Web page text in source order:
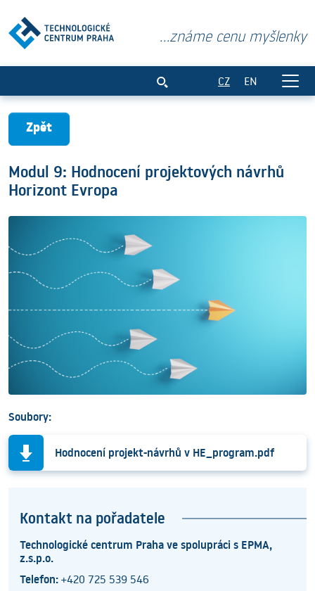
...známe cenu myšlenky
CZ EN
Zpět
Modul 9: Hodnocení projektových návrhů
Horizont Evropa
Soubory:
Hodnocení projekt-návrhů v HE_program.pdf
Kontakt na pořadatele
Technologické centrum Praha ve spolupráci s EPMA,
z.s.p.o.
Telefon: +420 725 539 546